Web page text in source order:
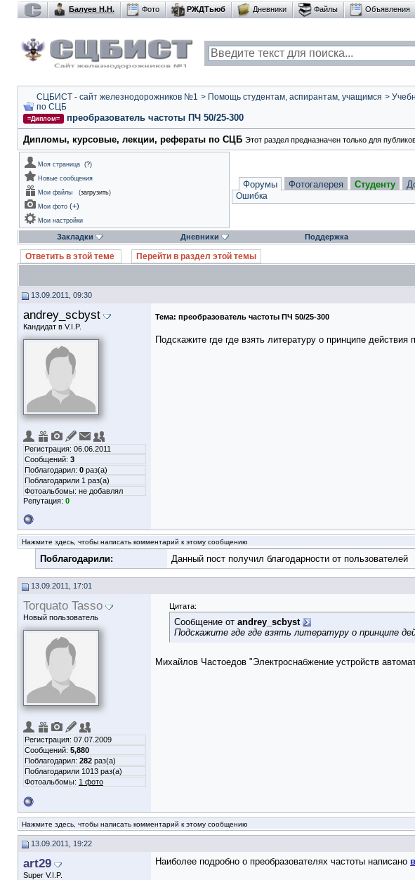
Балуев Н.Н. Фото РЖДТьюб Дневники Файлы Объявления
СЦБИСТ - сайт железнодорожников №1 > Помощь студентам, аспирантам, учащимся >
по СЦБ
=Диплом= преобразователь частоты ПЧ 50/25-300
Дипломы, курсовые, лекции, рефераты по СЦБ Этот раздел предназначен только для
Моя страница (?)
Новые сообщения
Мои файлы
(загрузить)
Мои фото (+)
Мои настройки
Форумы Фотогалерея Студенту
Ошибка
Закладки Дневники Поддержка
Ответить в этой теме Перейти в раздел этой темы
13.09.2011, 09:30
andrey_scbyst
Кандидат в V.I.P.
Регистрация: 06.06.2011
Сообщений: 3
Поблагодарил: 0 раз(а)
Поблагодарили 1 раз(а)
Фотоальбомы: не добавлял
Репутация: 0
Тема: преобразователь частоты ПЧ 50/25-300
Подскажите где где взять литературу о принципе
Нажмите здесь, чтобы написать комментарий к этому сообщению
Поблагодарили: Данный пост получил благодарности от пользователей
13.09.2011, 17:01
Torquato Tasso
Новый пользователь
Регистрация: 07.07.2009
Сообщений: 5,880
Поблагодарил: 282 раз(а)
Поблагодарили 1013 раз(а)
Фотоальбомы: 1 фото
Цитата:
Сообщение от andrey_scbyst
Подскажите где где взять литературу о принципе
Михайлов Частоедов "Электроснабжение устройств
Нажмите здесь, чтобы написать комментарий к этому сообщению
13.09.2011, 19:22
art29
Super V.I.P.
Наиболее подробно о преобразователях частоты написано